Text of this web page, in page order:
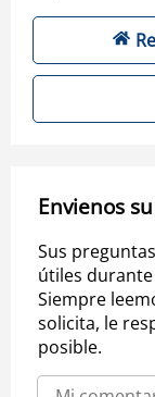
Envienos
Sus
útiles
Siempre
solicita, le
posible.